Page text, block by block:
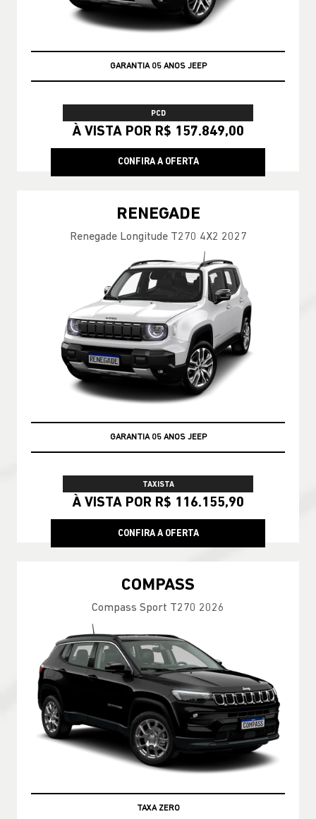
GARANTIA 05 ANOS JEEP
PCD
À VISTA POR R$ 157.849,00
CONFIRA A OFERTA
RENEGADE
Renegade Longitude T270 4X2 2027
GARANTIA 05 ANOS JEEP
TAXISTA
À VISTA POR R$ 116.155,90
CONFIRA A OFERTA
COMPASS
Compass Sport T270 2026
TAXA ZERO